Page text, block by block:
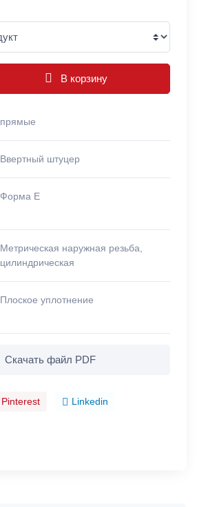
В корзину
прямые
Ввертный штуцер
Форма E
Метрическая наружная резьба,
цилиндрическая
Плоское уплотнение
Скачать файл PDF
Pinterest Linkedin